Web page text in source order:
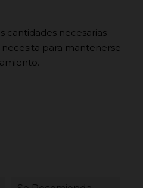
cantidades necesarias
para mantenerse